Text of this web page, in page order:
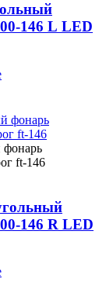
146 L LED